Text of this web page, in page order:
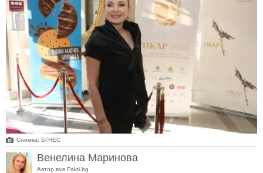
Снимка: БГНЕС
Венелина Маринова
Автор във Fakti.bg